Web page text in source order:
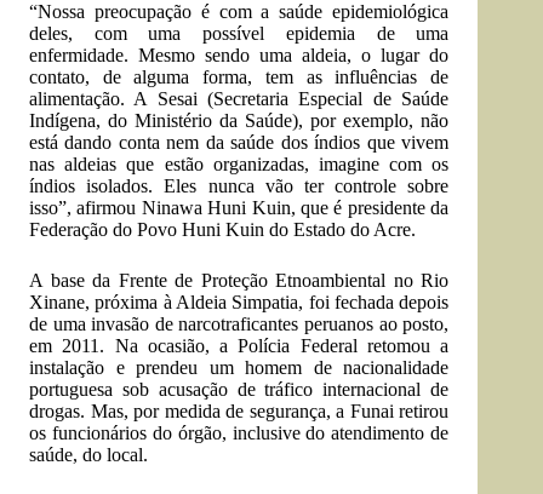
“Nossa preocupação é com a saúde epidemiológica
deles, com uma possível epidemia de uma
enfermidade. Mesmo sendo uma aldeia, o lugar do
contato, de alguma forma, tem as influências de
alimentação. A Sesai (Secretaria Especial de Saúde
Indígena, do Ministério da Saúde), por exemplo, não
está dando conta nem da saúde dos índios que vivem
nas aldeias que estão organizadas, imagine com os
índios isolados. Eles nunca vão ter controle sobre
isso”, afirmou Ninawa Huni Kuin, que é presidente da
Federação do Povo Huni Kuin do Estado do Acre.
A base da Frente de Proteção Etnoambiental no Rio
Xinane, próxima à Aldeia Simpatia, foi fechada depois
de uma invasão de narcotraficantes peruanos ao posto,
em 2011. Na ocasião, a Polícia Federal retomou a
instalação e prendeu um homem de nacionalidade
portuguesa sob acusação de tráfico internacional de
drogas. Mas, por medida de segurança, a Funai retirou
os funcionários do órgão, inclusive do atendimento de
saúde, do local.